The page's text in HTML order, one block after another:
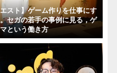
スト】ゲーム作りを仕事にす
セガの若手の事例に見る，ゲ
という働き方